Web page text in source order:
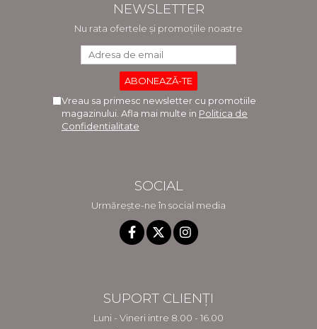
NEWSLETTER
Nu rata ofertele și promoțiile noastre
Vreau sa primesc newsletter cu promotiile
magazinului. Afla mai multe in Politica de
Confidentialitate
SOCIAL
Urmărește-ne în social media
SUPORT CLIENȚI
Luni - Vineri intre 8.00 - 16.00